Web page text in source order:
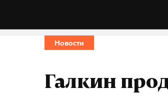
Новости
Галкин